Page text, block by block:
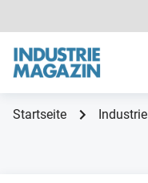
Startseite Industrie